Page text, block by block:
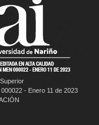
- Enero 11 de 2023